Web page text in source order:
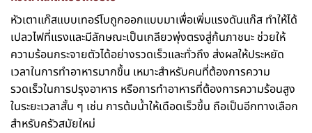
หัวเตาแก๊สแบบเทอร์โบถูกออกแบบมาเพื่อเพิ่มแรงดันแก๊ส ทำให้ได้
เปลวไฟที่แรงและมีลักษณะเป็นเกลียวพุ่งตรงสู่ก้นภาชนะ ช่วยให้
ความร้อนกระจายตัวได้อย่างรวดเร็วและทั่วถึง ส่งผลให้ประหยัด
เวลาในการทำอาหารมากขึ้น เหมาะสำหรับคนที่ต้องการความ
รวดเร็วในการปรุงอาหาร หรือการทำอาหารที่ต้องการความร้อนสูง
ในระยะเวลาสั้น ๆ เช่น การต้มน้ำให้เดือดเร็วขึ้น ถือเป็นอีกทางเลือก
สำหรับครัวสมัยใหม่